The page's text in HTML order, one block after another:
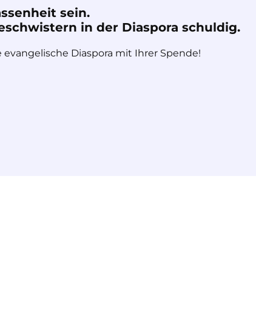
sein.
in der Diaspora schuldig.
Diaspora mit Ihrer Spende!